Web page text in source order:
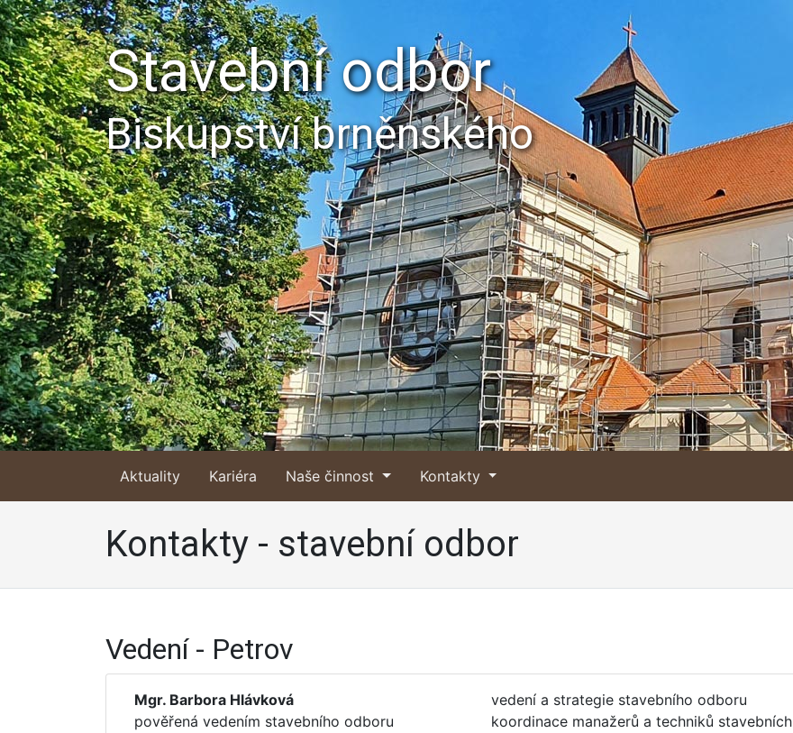
Stavební odbor
Biskupství brněnského
Aktuality Kariéra Naše činnost Kontakty
Kontakty - stavební odbor
Vedení - Petrov
Mgr. Barbora Hlávková
pověřená vedením stavebního odboru
vedení a strategie stavebního odboru
koordinace manažerů a techniků stavebních